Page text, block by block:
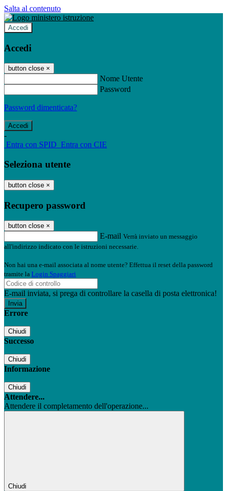
Salta al contenuto
Accedi
Accedi
button close ×
Nome Utente
Password
Password dimenticata?
-
Entra con SPID Entra con CIE
Seleziona utente
button close ×
Recupero password
button close ×
E-mail Verrà inviato un messaggio
all'indirizzo indicato con le istruzioni necessarie.
Non hai una e-mail associata al nome utente? Effettua il reset della password
tramite la Login Spaggiari
E-mail inviata, si prega di controllare la casella di posta elettronica!
Errore
Chiudi
Successo
Chiudi
Informazione
Chiudi
Attendere...
Attendere il completamento dell'operazione...
Chiudi